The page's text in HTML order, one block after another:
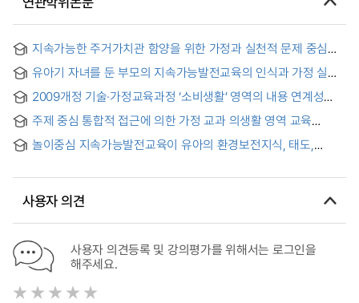
지속가능한 주거가치관 함양을 위한 가정과 실천적 문제 중심
교육안 개발과 실행 평가 = A Study of Development and
Application of a Practical Problem-Based teaching/learning
process to foster Sustainable Housing Values
유아기 자녀를 둔 부모의 지속가능발전교육의 인식과 가정 실천
경험 = Parental Perceptions and Home Practices of
Education for Sustainable Development in Early Childhood
2009개정 기술·가정교육과정 ‘소비생활’ 영역의 내용 연계성
분석
주제 중심 통합적 접근에 의한 가정 교과 의생활 영역 교육
프로그램 개발과 평가 : 『의복관리(재활용)』와『섬유(재료)』
주제를 중심으로 = Development and Evaluation of an
Economics through a Theme-Based Integrated Approach
놀이중심 지속가능발전교육이 유아의 환경보전지식, 태도,
sustainable development on young children's
behaviors
사용자 의견
사용자 의견등록 및 강의평가를 위해서는 로그인을
해주세요.